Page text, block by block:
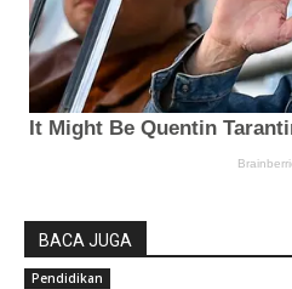
BACA JUGA
Pendidikan